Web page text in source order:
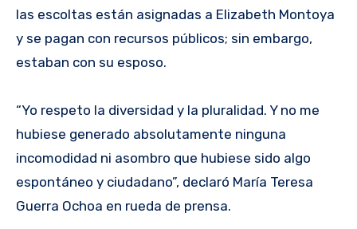
las escoltas están asignadas a Elizabeth Montoya
y se pagan con recursos públicos; sin embargo,
estaban con su esposo.
“Yo respeto la diversidad y la pluralidad. Y no me
hubiese generado absolutamente ninguna
incomodidad ni asombro que hubiese sido algo
espontáneo y ciudadano”, declaró María Teresa
Guerra Ochoa en rueda de prensa.